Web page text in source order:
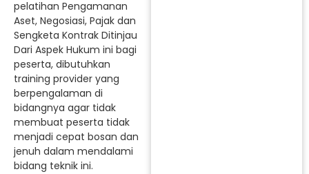
pelatihan Pengamanan
Aset, Negosiasi, Pajak dan
Sengketa Kontrak Ditinjau
Dari Aspek Hukum ini bagi
peserta, dibutuhkan
training provider yang
berpengalaman di
bidangnya agar tidak
membuat peserta tidak
menjadi cepat bosan dan
jenuh dalam mendalami
bidang teknik ini.